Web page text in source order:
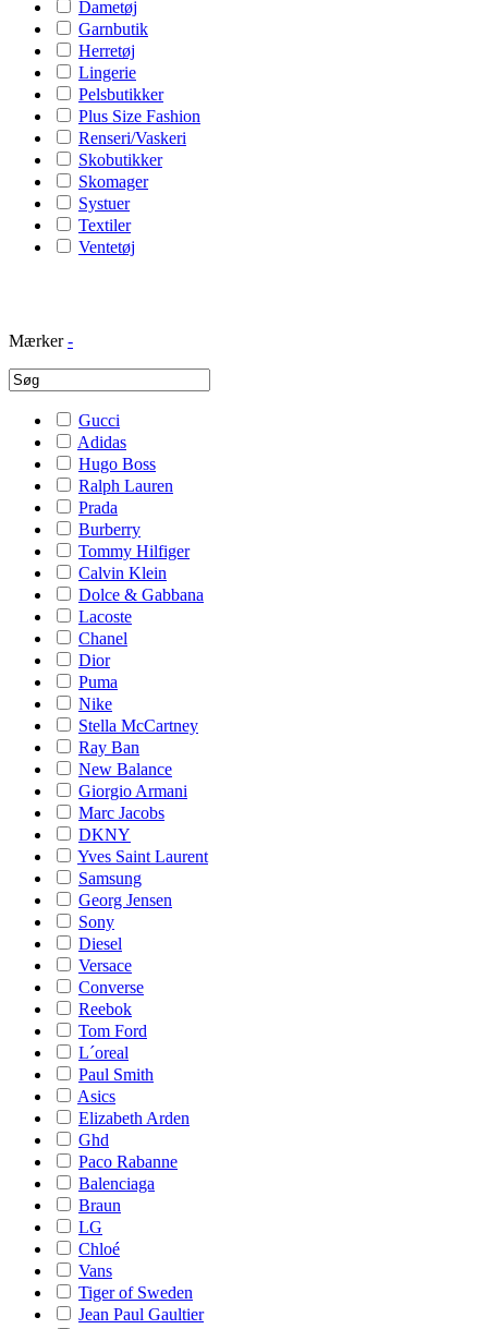
Dametøj
Garnbutik
Herretøj
Lingerie
Pelsbutikker
Plus Size Fashion
Renseri/Vaskeri
Skobutikker
Skomager
Systuer
Textiler
Ventetøj
Mærker -
Gucci
Adidas
Hugo Boss
Ralph Lauren
Prada
Burberry
Tommy Hilfiger
Calvin Klein
Dolce & Gabbana
Lacoste
Chanel
Dior
Puma
Nike
Stella McCartney
Ray Ban
New Balance
Giorgio Armani
Marc Jacobs
DKNY
Yves Saint Laurent
Samsung
Georg Jensen
Sony
Diesel
Versace
Converse
Reebok
Tom Ford
L´oreal
Paul Smith
Asics
Elizabeth Arden
Ghd
Paco Rabanne
Balenciaga
Braun
LG
Chloé
Vans
Tiger of Sweden
Jean Paul Gaultier